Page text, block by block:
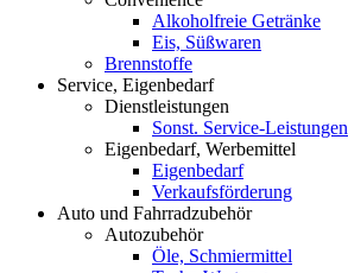
Alkoholfreie Getränke
Eis, Süßwaren
Brennstoffe
Service, Eigenbedarf
Dienstleistungen
Sonst. Service-Leistungen
Eigenbedarf, Werbemittel
Eigenbedarf
Verkaufsförderung
Auto und Fahrradzubehör
Autozubehör
Öle, Schmiermittel